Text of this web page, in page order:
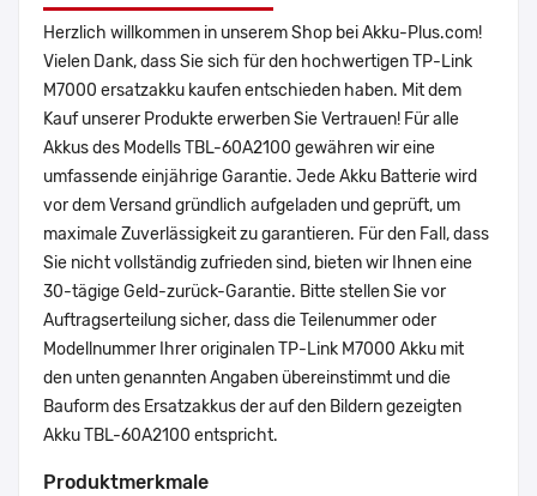
Herzlich willkommen in unserem Shop bei Akku-Plus.com!
Vielen Dank, dass Sie sich für den hochwertigen TP-Link
M7000 ersatzakku kaufen entschieden haben. Mit dem
Kauf unserer Produkte erwerben Sie Vertrauen! Für alle
Akkus des Modells TBL-60A2100 gewähren wir eine
umfassende einjährige Garantie. Jede Akku Batterie wird
vor dem Versand gründlich aufgeladen und geprüft, um
maximale Zuverlässigkeit zu garantieren. Für den Fall, dass
Sie nicht vollständig zufrieden sind, bieten wir Ihnen eine
30-tägige Geld-zurück-Garantie. Bitte stellen Sie vor
Auftragserteilung sicher, dass die Teilenummer oder
Modellnummer Ihrer originalen TP-Link M7000 Akku mit
den unten genannten Angaben übereinstimmt und die
Bauform des Ersatzakkus der auf den Bildern gezeigten
Akku TBL-60A2100 entspricht.
Produktmerkmale